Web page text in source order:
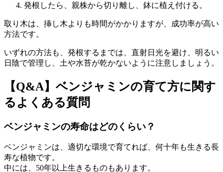
発根したら、親株から切り離し、鉢に植え付ける。
取り木は、挿し木よりも時間がかかりますが、成功率が高い
方法です。
いずれの方法も、発根するまでは、直射日光を避け、明るい
日陰で管理し、土や水苔が乾かないように注意しましょう。
【Q&A】ベンジャミンの育て方に関す
るよくある質問
ベンジャミンの寿命はどのくらい？
ベンジャミンは、適切な環境で育てれば、何十年も生きる長
寿な植物です。
中には、50年以上生きるものもあります。